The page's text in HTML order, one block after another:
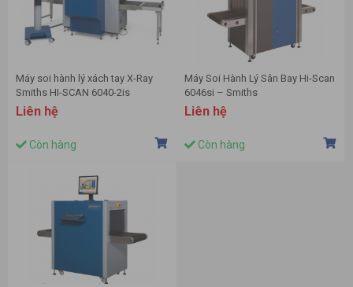
Máy soi hành lý xách tay X-Ray
Smiths HI-SCAN 6040-2is
Liên hệ
Còn hàng
Máy Soi Hành Lý Sân Bay Hi-Scan
6046si – Smiths
Liên hệ
Còn hàng